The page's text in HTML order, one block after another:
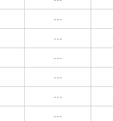
---
---
---
---
---
---